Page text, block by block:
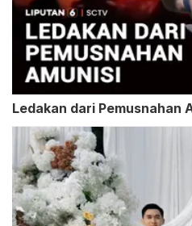
Ledakan dari Pemusnahan